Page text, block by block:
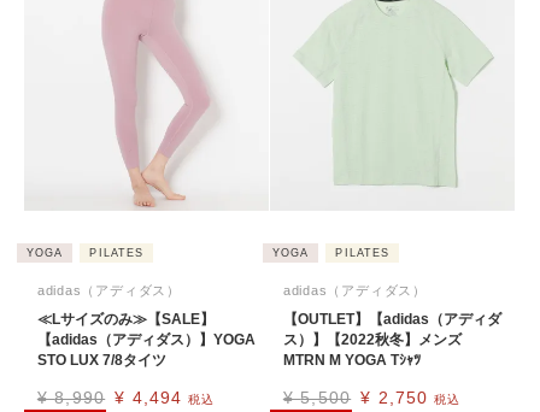
YOGA PILATES
adidas（アディダス）
≪Lサイズのみ≫【SALE】
【adidas（アディダス）】YOGA
STO LUX 7/8タイツ
¥ 8,990 ¥ 4,494 税込
YOGA PILATES
adidas（アディダス）
【OUTLET】【adidas（アディダ
ス）】【2022秋冬】メンズ
MTRN M YOGA Tｼｬﾂ
¥ 5,500 ¥ 2,750 税込